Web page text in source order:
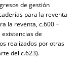
de gestión
para la reventa
la reventa, c.600 −
de
realizados por otras
del c.623).